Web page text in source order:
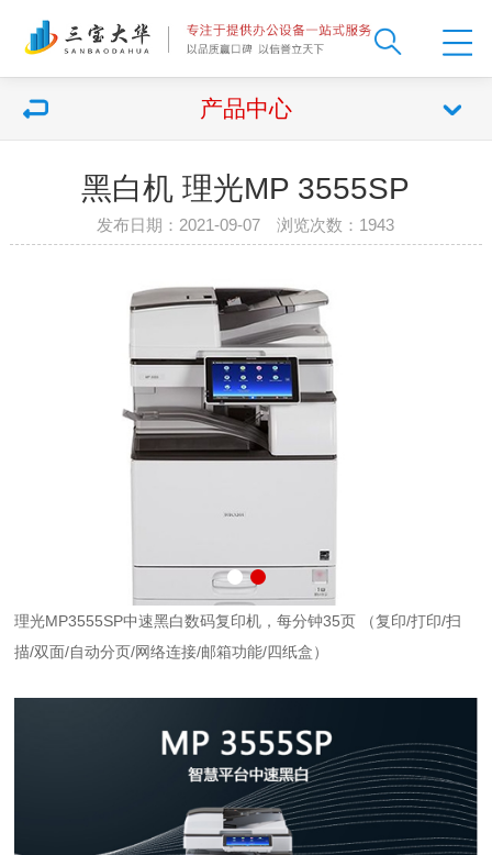
产品中心
黑白机 理光MP 3555SP
发布日期：2021-09-07 浏览次数： 1943
理光MP3555SP中速黑白数码复印机，每分钟35页 （复印/打印/扫
描/双面/自动分页/网络连接/邮箱功能/四纸盒）